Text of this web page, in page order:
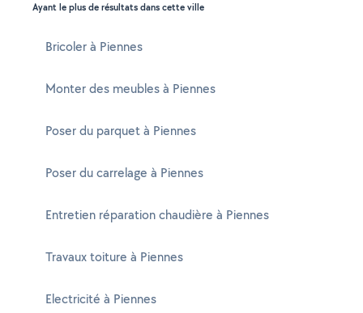
Ayant le plus de résultats dans cette ville
Bricoler à Piennes
Monter des meubles à Piennes
Poser du parquet à Piennes
Poser du carrelage à Piennes
Entretien réparation chaudière à Piennes
Travaux toiture à Piennes
Electricité à Piennes